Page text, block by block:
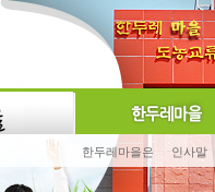
한두레마을은 인사말